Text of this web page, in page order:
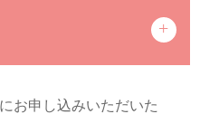
お申し込みいただいた